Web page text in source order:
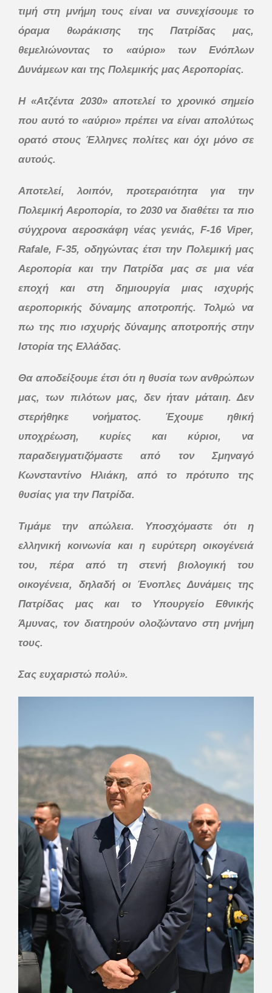
τιμή στη μνήμη τους είναι να συνεχίσουμε το
όραμα θωράκισης της Πατρίδας μας,
θεμελιώνοντας το «αύριο» των Ενόπλων
Δυνάμεων και της Πολεμικής μας Αεροπορίας.
Η «Ατζέντα 2030» αποτελεί το χρονικό σημείο
που αυτό το «αύριο» πρέπει να είναι απολύτως
ορατό στους Έλληνες πολίτες και όχι μόνο σε
αυτούς.
Αποτελεί, λοιπόν, προτεραιότητα για την
Πολεμική Αεροπορία, το 2030 να διαθέτει τα πιο
σύγχρονα αεροσκάφη νέας γενιάς, F-16 Viper,
Rafale, F-35, οδηγώντας έτσι την Πολεμική μας
Αεροπορία και την Πατρίδα μας σε μια νέα
εποχή και στη δημιουργία μιας ισχυρής
αεροπορικής δύναμης αποτροπής. Τολμώ να
πω της πιο ισχυρής δύναμης αποτροπής στην
Ιστορία της Ελλάδας.
Θα αποδείξουμε έτσι ότι η θυσία των ανθρώπων
μας, των πιλότων μας, δεν ήταν μάταιη. Δεν
στερήθηκε νοήματος. Έχουμε ηθική
υποχρέωση, κυρίες και κύριοι, να
παραδειγματιζόμαστε από τον Σμηναγό
Κωνσταντίνο Ηλιάκη, από το πρότυπο της
θυσίας για την Πατρίδα.
Τιμάμε την απώλεια. Υποσχόμαστε ότι η
ελληνική κοινωνία και η ευρύτερη οικογένειά
του, πέρα από τη στενή βιολογική του
οικογένεια, δηλαδή οι Ένοπλες Δυνάμεις της
Πατρίδας μας και το Υπουργείο Εθνικής
Άμυνας, τον διατηρούν ολοζώντανο στη μνήμη
τους.
Σας ευχαριστώ πολύ».